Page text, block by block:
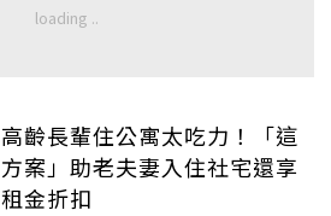
高齡長輩住公寓太吃力！「這
方案」助老夫妻入住社宅還享
租金折扣